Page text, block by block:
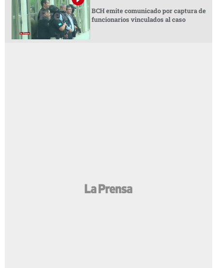
BCH emite comunicado por captura de
funcionarios vinculados al caso